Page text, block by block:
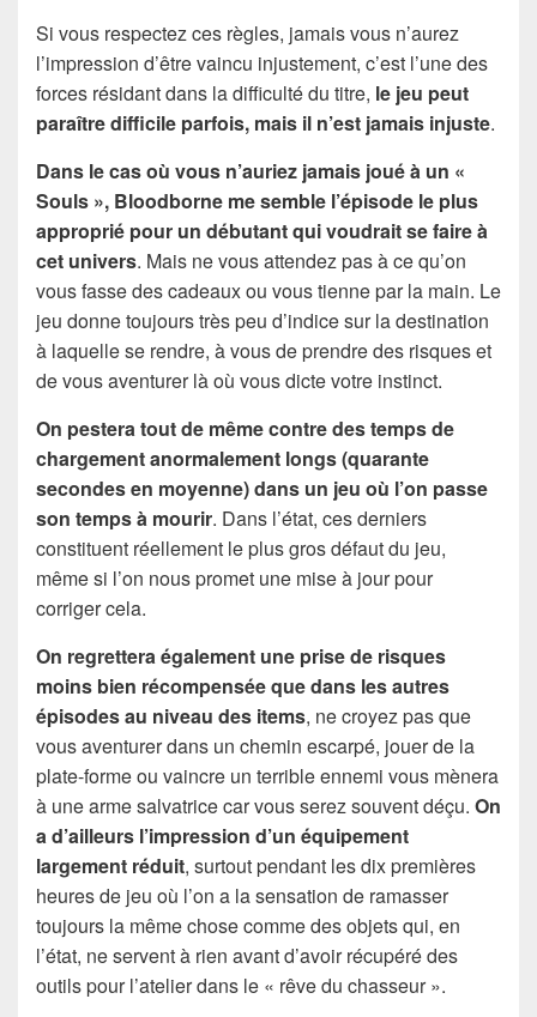
Si vous respectez ces règles, jamais vous n’aurez
l’impression d’être vaincu injustement, c’est l’une des
forces résidant dans la difficulté du titre, le jeu peut
paraître difficile parfois, mais il n’est jamais injuste.
Dans le cas où vous n’auriez jamais joué à un «
Souls », Bloodborne me semble l’épisode le plus
approprié pour un débutant qui voudrait se faire à
cet univers. Mais ne vous attendez pas à ce qu’on
vous fasse des cadeaux ou vous tienne par la main. Le
jeu donne toujours très peu d’indice sur la destination
à laquelle se rendre, à vous de prendre des risques et
de vous aventurer là où vous dicte votre instinct.
On pestera tout de même contre des temps de
chargement anormalement longs (quarante
secondes en moyenne) dans un jeu où l’on passe
son temps à mourir. Dans l’état, ces derniers
constituent réellement le plus gros défaut du jeu,
même si l’on nous promet une mise à jour pour
corriger cela.
On regrettera également une prise de risques
moins bien récompensée que dans les autres
épisodes au niveau des items, ne croyez pas que
vous aventurer dans un chemin escarpé, jouer de la
plate-forme ou vaincre un terrible ennemi vous mènera
à une arme salvatrice car vous serez souvent déçu. On
a d’ailleurs l’impression d’un équipement
largement réduit, surtout pendant les dix premières
heures de jeu où l’on a la sensation de ramasser
toujours la même chose comme des objets qui, en
l’état, ne servent à rien avant d’avoir récupéré des
outils pour l’atelier dans le « rêve du chasseur ».